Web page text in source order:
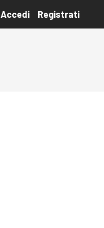
Accedi Registrati